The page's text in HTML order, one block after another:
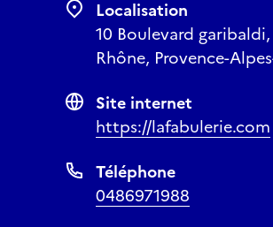
Localisation
10 Boulevard
Rhône, Provence-
Site internet
https://lafabulerie.com
Téléphone
0486971988